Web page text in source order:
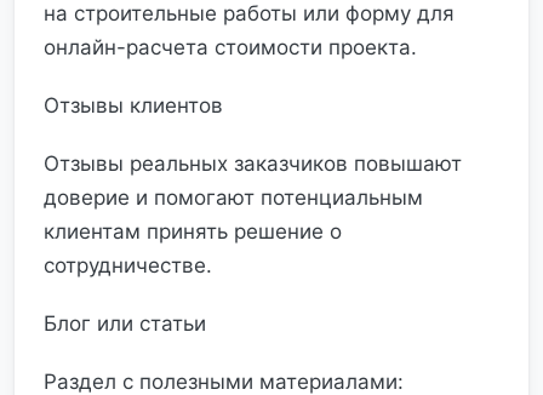
на строительные работы или форму для
онлайн-расчета стоимости проекта.
Отзывы клиентов
Отзывы реальных заказчиков повышают
доверие и помогают потенциальным
клиентам принять решение о
сотрудничестве.
Блог или статьи
Раздел с полезными материалами: